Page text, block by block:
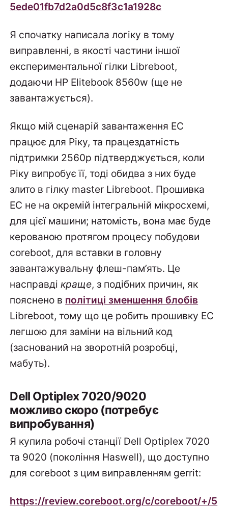
5ede01fb7d2a0d5c8f3c1a1928c
Я спочатку написала логіку в тому
виправленні, в якості частини іншої
експериментальної гілки Libreboot,
додаючи HP Elitebook 8560w (ще не
завантажується).
Якщо мій сценарій завантаження EC
працює для Ріку, та працездатність
підтримки 2560p підтверджується, коли
Ріку випробує її, тоді обидва з них буде
злито в гілку master Libreboot. Прошивка
EC не на окремій інтегральній мікросхемі,
для цієї машини; натомість, вона має буде
керованою протягом процесу побудови
coreboot, для вставки в головну
завантажувальну флеш-пам’ять. Це
насправдікраще, з подібних причин, як
пояснено в політиці зменшення блобів
Libreboot, тому що це робить прошивку EC
легшою для заміни на вільний код
(заснований на зворотній розробці,
мабуть).
Dell Optiplex 7020/9020
можливо скоро (потребує
випробування)
Я купила робочі станції Dell Optiplex 7020
та 9020 (покоління Haswell), що доступно
для coreboot з цим виправленням gerrit:
https://review.coreboot.org/c/coreboot/+/5